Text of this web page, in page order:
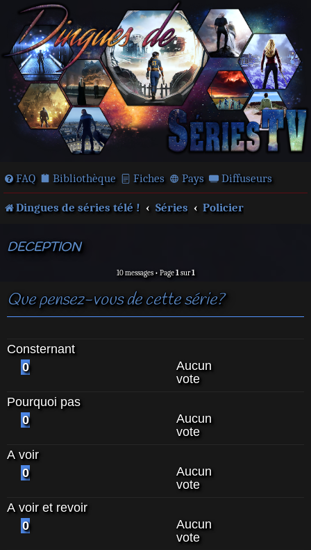
FAQ Bibliothèque Fiches Pays Diffuseurs
Dingues de séries télé ! Séries Policier
DECEPTION
10 messages • Page1sur1
Que pensez-vous de cette série?
Consternant
0
Aucun
vote
Pourquoi pas
0
Aucun
vote
A voir
0
Aucun
vote
A voir et revoir
0
Aucun
vote